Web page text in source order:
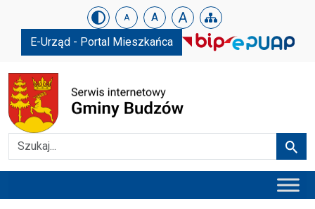
Urząd Gminy w Budzowie
Skip menu A A A
E-Urząd - Portal Mieszkańca
Szukaj